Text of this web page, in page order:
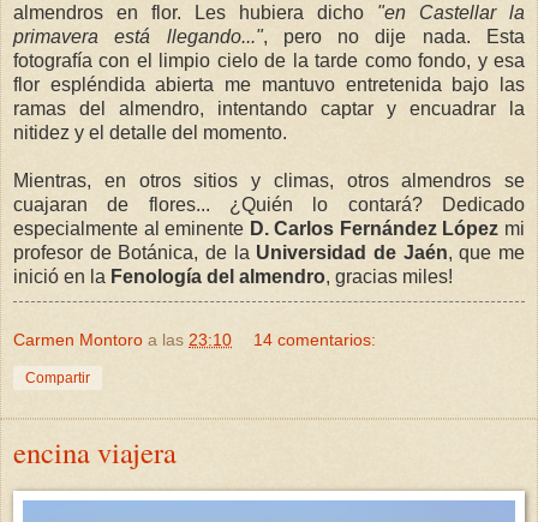
almendros en flor. Les hubiera dicho "en Castellar la
primavera está llegando...", pero no dije nada. Esta
fotografía con el limpio cielo de la tarde como fondo, y esa
flor espléndida abierta me mantuvo entretenida bajo las
ramas del almendro, intentando captar y encuadrar la
nitidez y el detalle del momento.
Mientras, en otros sitios y climas, otros almendros se
cuajaran de flores... ¿Quién lo contará? Dedicado
especialmente al eminente D. Carlos Fernández López mi
profesor de Botánica, de la Universidad de Jaén, que me
inició en la Fenología del almendro, gracias miles!
Carmen Montoro a las 23:10 14 comentarios:
Compartir
encina viajera